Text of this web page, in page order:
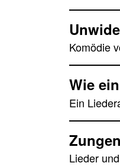
Komödie
Wie
Ein
Lieder